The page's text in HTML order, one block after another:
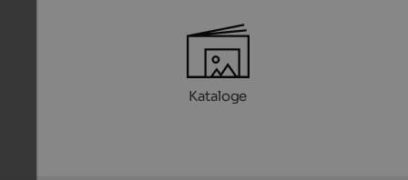
Kataloge